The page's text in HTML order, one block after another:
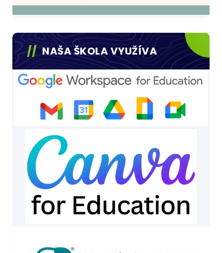
NAŠA ŠKOLA VYUŽÍVA